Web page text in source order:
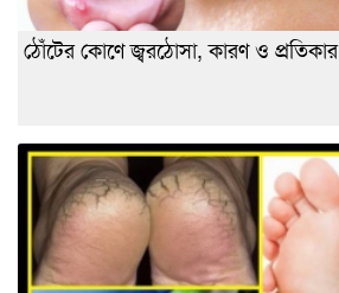
ঠোঁটের কোণে জ্বরঠোসা, কারণ ও প্রতিকার